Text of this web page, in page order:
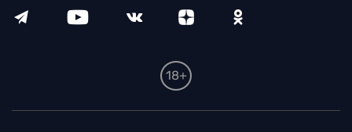
18+